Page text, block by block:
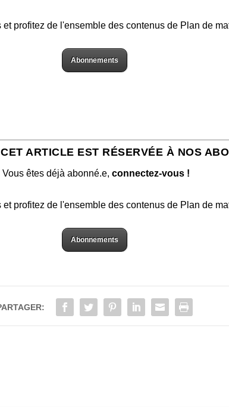
et profitez de l'ensemble des contenus de Plan de
Abonnements
ARTICLE EST RÉSERVÉE À NOS
Vous êtes déjà abonné.e, connectez-vous !
et profitez de l'ensemble des contenus de Plan de
Abonnements